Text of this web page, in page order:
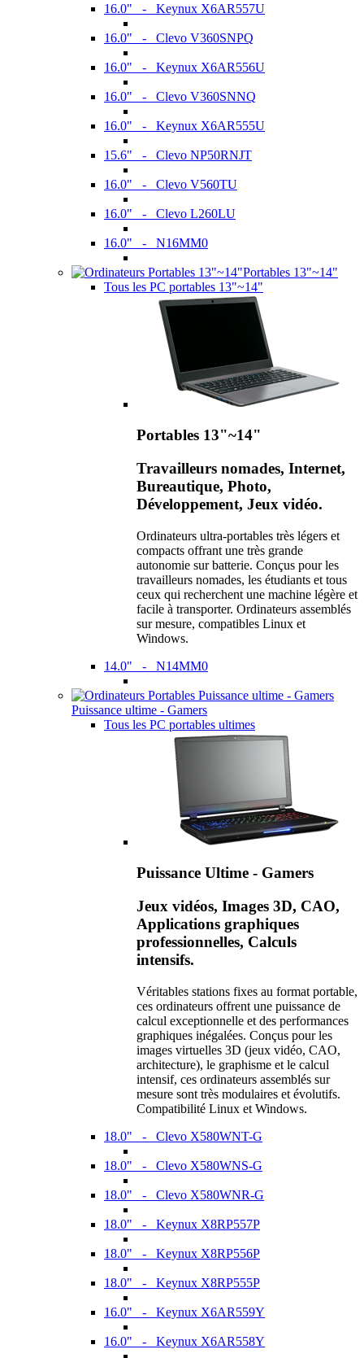
16.0" - Keynux X6AR557U
16.0" - Clevo V360SNPQ
16.0" - Keynux X6AR556U
16.0" - Clevo V360SNNQ
16.0" - Keynux X6AR555U
15.6" - Clevo NP50RNJT
16.0" - Clevo V560TU
16.0" - Clevo L260LU
16.0" - N16MM0
Portables 13"~14"
Tous les PC portables 13"~14"
Portables 13"~14"
Travailleurs nomades, Internet,
Bureautique, Photo,
Développement, Jeux vidéo.
Ordinateurs ultra-portables très légers et
compacts offrant une très grande
autonomie sur batterie. Conçus pour les
travailleurs nomades, les étudiants et tous
ceux qui recherchent une machine légère et
facile à transporter. Ordinateurs assemblés
sur mesure, compatibles Linux et
Windows.
14.0" - N14MM0
Puissance ultime - Gamers
Tous les PC portables ultimes
Puissance Ultime - Gamers
Jeux vidéos, Images 3D, CAO,
Applications graphiques
professionnelles, Calculs
intensifs.
Véritables stations fixes au format portable,
ces ordinateurs offrent une puissance de
calcul exceptionnelle et des performances
graphiques inégalées. Conçus pour les
images virtuelles 3D (jeux vidéo, CAO,
architecture), le graphisme et le calcul
intensif, ces ordinateurs assemblés sur
mesure sont très modulaires et évolutifs.
Compatibilité Linux et Windows.
18.0" - Clevo X580WNT-G
18.0" - Clevo X580WNS-G
18.0" - Clevo X580WNR-G
18.0" - Keynux X8RP557P
18.0" - Keynux X8RP556P
18.0" - Keynux X8RP555P
16.0" - Keynux X6AR559Y
16.0" - Keynux X6AR558Y